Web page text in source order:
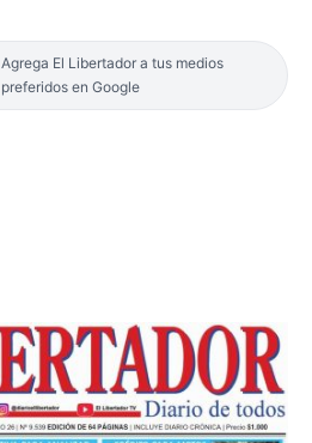
Agrega El Libertador a tus medios
preferidos en Google